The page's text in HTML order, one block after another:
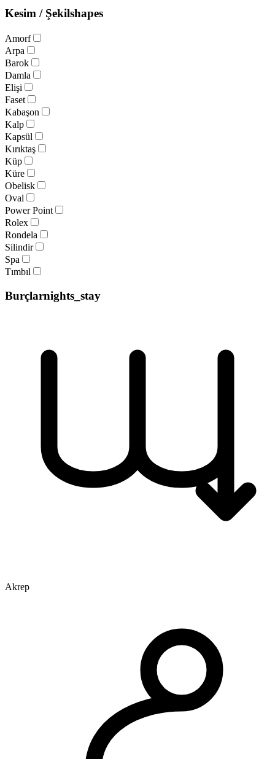
Kesim / Şekilshapes
Amorf
Arpa
Barok
Damla
Elişi
Faset
Kabaşon
Kalp
Kapsül
Kırıktaş
Küp
Küre
Obelisk
Oval
Power Point
Rolex
Rondela
Silindir
Spa
Tımbıl
Burçlarnights_stay
Akrep